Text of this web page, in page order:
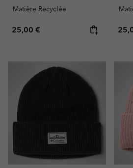
Matière Recyclée
Regular price:
25,00 €